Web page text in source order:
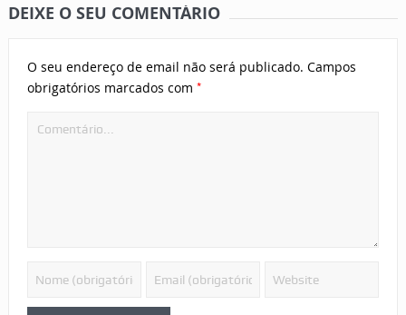
DEIXE O SEU COMENTÁRIO
O seu endereço de email não será publicado. Campos
obrigatórios marcados com *